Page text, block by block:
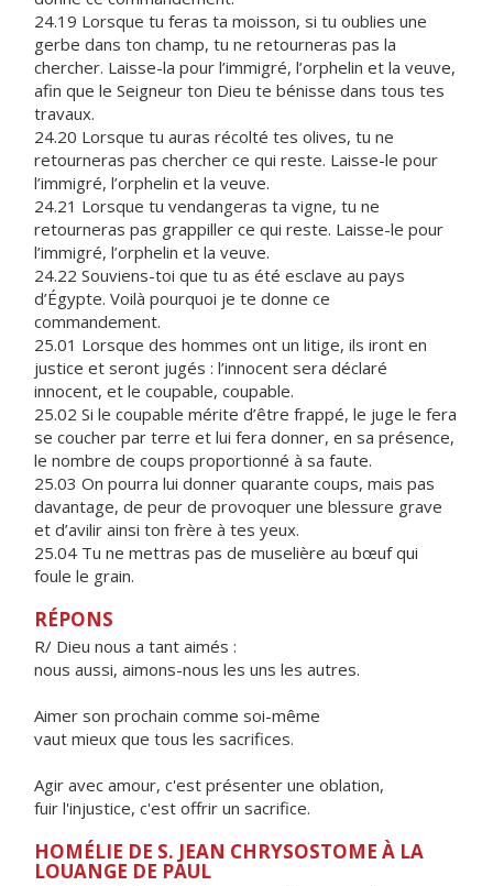
24.19 Lorsque tu feras ta moisson, si tu oublies une
gerbe dans ton champ, tu ne retourneras pas la
chercher. Laisse-la pour l’immigré, l’orphelin et la veuve,
afin que le Seigneur ton Dieu te bénisse dans tous tes
travaux.
24.20 Lorsque tu auras récolté tes olives, tu ne
retourneras pas chercher ce qui reste. Laisse-le pour
l’immigré, l’orphelin et la veuve.
24.21 Lorsque tu vendangeras ta vigne, tu ne
retourneras pas grappiller ce qui reste. Laisse-le pour
l’immigré, l’orphelin et la veuve.
24.22 Souviens-toi que tu as été esclave au pays
d’Égypte. Voilà pourquoi je te donne ce
commandement.
25.01 Lorsque des hommes ont un litige, ils iront en
justice et seront jugés : l’innocent sera déclaré
innocent, et le coupable, coupable.
25.02 Si le coupable mérite d’être frappé, le juge le fera
se coucher par terre et lui fera donner, en sa présence,
le nombre de coups proportionné à sa faute.
25.03 On pourra lui donner quarante coups, mais pas
davantage, de peur de provoquer une blessure grave
et d’avilir ainsi ton frère à tes yeux.
25.04 Tu ne mettras pas de muselière au bœuf qui
foule le grain.
RÉPONS
R/ Dieu nous a tant aimés :
nous aussi, aimons-nous les uns les autres.
Aimer son prochain comme soi-même
vaut mieux que tous les sacrifices.
Agir avec amour, c'est présenter une oblation,
fuir l'injustice, c'est offrir un sacrifice.
HOMÉLIE DE S. JEAN CHRYSOSTOME À LA
LOUANGE DE PAUL